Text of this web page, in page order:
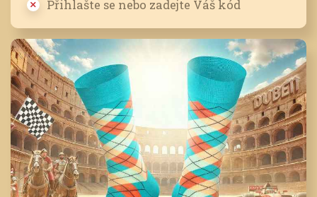
Přihlašte se nebo zadejte Váš kód